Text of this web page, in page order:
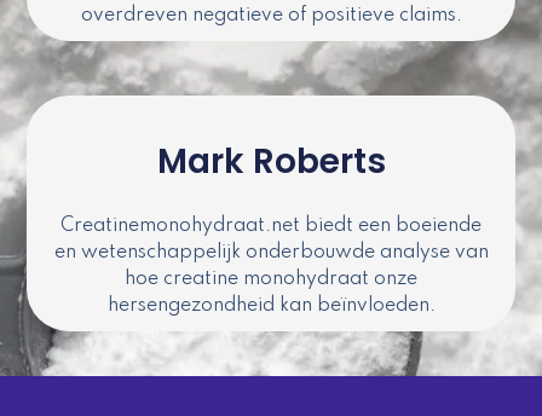
overdreven negatieve of positieve claims.
Mark Roberts
Creatinemonohydraat.net biedt een boeiende
en wetenschappelijk onderbouwde analyse van
hoe creatine monohydraat onze
hersengezondheid kan beïnvloeden.